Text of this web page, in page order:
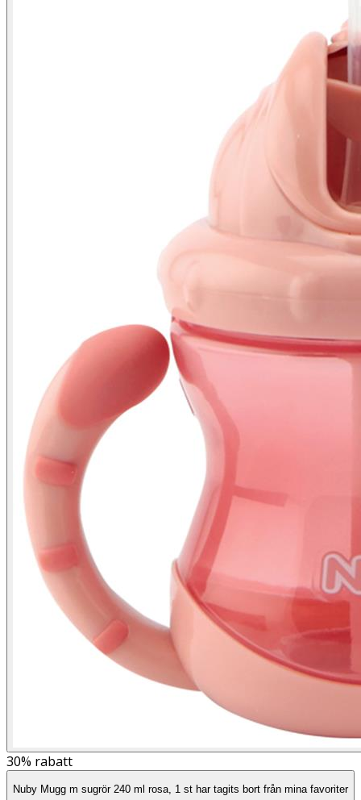
30% rabatt
Nuby Mugg m sugrör 240 ml rosa, 1 st har tagits bort från mina favoriter